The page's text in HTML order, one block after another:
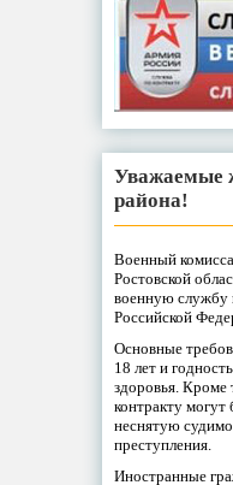
Уважаемые
района!
Военный
Ростовской
военную службу
Российской
Основные
18 лет и
здоровья. Кроме
контракту
неснятую
преступления.
Иностранные